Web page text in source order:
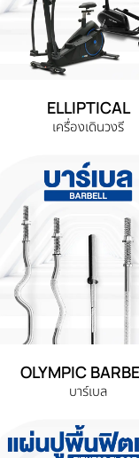
ELLIPTICAL
เครื่องเดินวงรี
OLYMPIC
บาร์เบล